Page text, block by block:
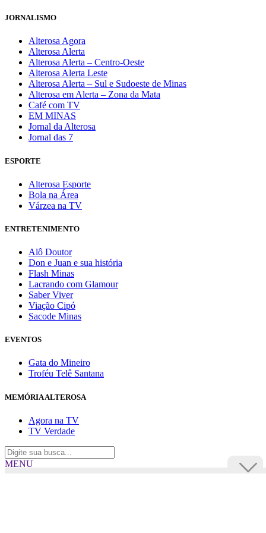
JORNALISMO
Alterosa Agora
Alterosa Alerta
Alterosa Alerta – Centro-Oeste
Alterosa Alerta Leste
Alterosa Alerta – Sul e Sudoeste de Minas
Alterosa em Alerta – Zona da Mata
Café com TV
EM MINAS
Jornal da Alterosa
Jornal das 7
ESPORTE
Alterosa Esporte
Bola na Área
Várzea na TV
ENTRETENIMENTO
Alô Doutor
Don e Juan e sua história
Flash Minas
Lacrando com Glamour
Saber Viver
Viação Cipó
Sacode Minas
EVENTOS
Gata do Mineiro
Troféu Telê Santana
MEMÓRIA ALTEROSA
Agora na TV
TV Verdade
MENU